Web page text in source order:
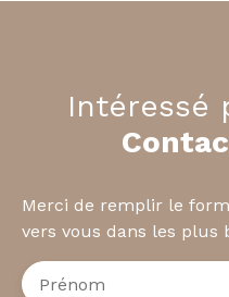
Intéressé
Merci de remplir le
vers vous dans les plus
Prénom